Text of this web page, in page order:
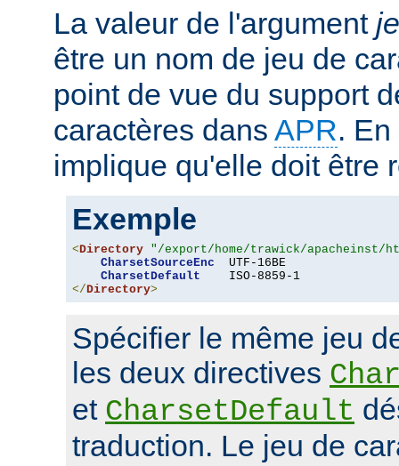
La valeur de l'argument
être un nom de jeu de
point de vue du support
caractères dans APR.
implique qu'elle doit être
Exemple
<Directory "/export/home/trawick/apacheinst/
CharsetSourceEnc
  UTF-16BE
CharsetDefault
</Directory>
Spécifier le même jeu
les deux directives
et CharsetDefault
traduction. Le jeu de